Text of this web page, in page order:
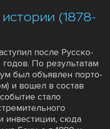
истории (1878-
после Русско-
По результатам
был объявлен порто-
и вошел в состав
стало
инвестиции, сюда